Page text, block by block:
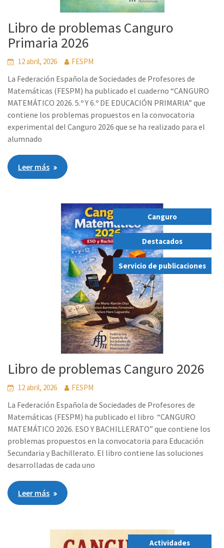
Libro de problemas Canguro
Primaria 2026
12 abril, 2026 FESPM
La Federación Española de Sociedades de Profesores de
Matemáticas (FESPM) ha publicado el cuaderno “CANGURO
MATEMÁTICO 2026. 5.º Y 6.º DE EDUCACIÓN PRIMARIA” que
contiene los problemas propuestos en la convocatoria
experimental del Canguro 2026 que se ha realizado para el
alumnado
Leer más
Canguro
,
Destacados
,
Servicio de publicaciones
Libro de problemas Canguro 2026
12 abril, 2026 FESPM
La Federación Española de Sociedades de Profesores de
Matemáticas (FESPM) ha publicado el libro “CANGURO
MATEMÁTICO 2026. ESO Y BACHILLERATO” que contiene los
problemas propuestos en la convocatoria para Educación
Secundaria y Bachillerato. El libro contiene las soluciones
desarrolladas de cada uno
Leer más
Actividades